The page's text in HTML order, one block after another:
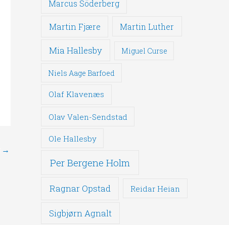
→
Marcus Söderberg
Martin Fjære Martin Luther
Mia Hallesby Miguel Curse
Niels Aage Barfoed
Olaf Klavenæs
Olav Valen-Sendstad
Ole Hallesby
Per Bergene Holm
Ragnar Opstad Reidar Heian
Sigbjørn Agnalt